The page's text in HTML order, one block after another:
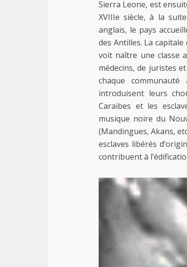
Sierra Leone, est
XVIIIe siècle, à la
anglais, le pays
des Antilles. La
voit naître une classe
médecins, de juristes
chaque
introduisent leurs
Caraïbes et les
musique noire du
(Mandingues, Akans,
esclaves libérés
contribuent à